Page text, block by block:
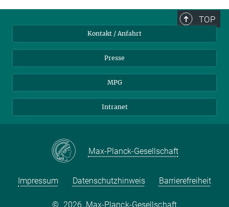
TOP
Kontakt / Anfahrt
Presse
MPG
Intranet
Max-Planck-Gesellschaft
Impressum Datenschutzhinweis Barrierefreiheit
© 2026, Max-Planck-Gesellschaft